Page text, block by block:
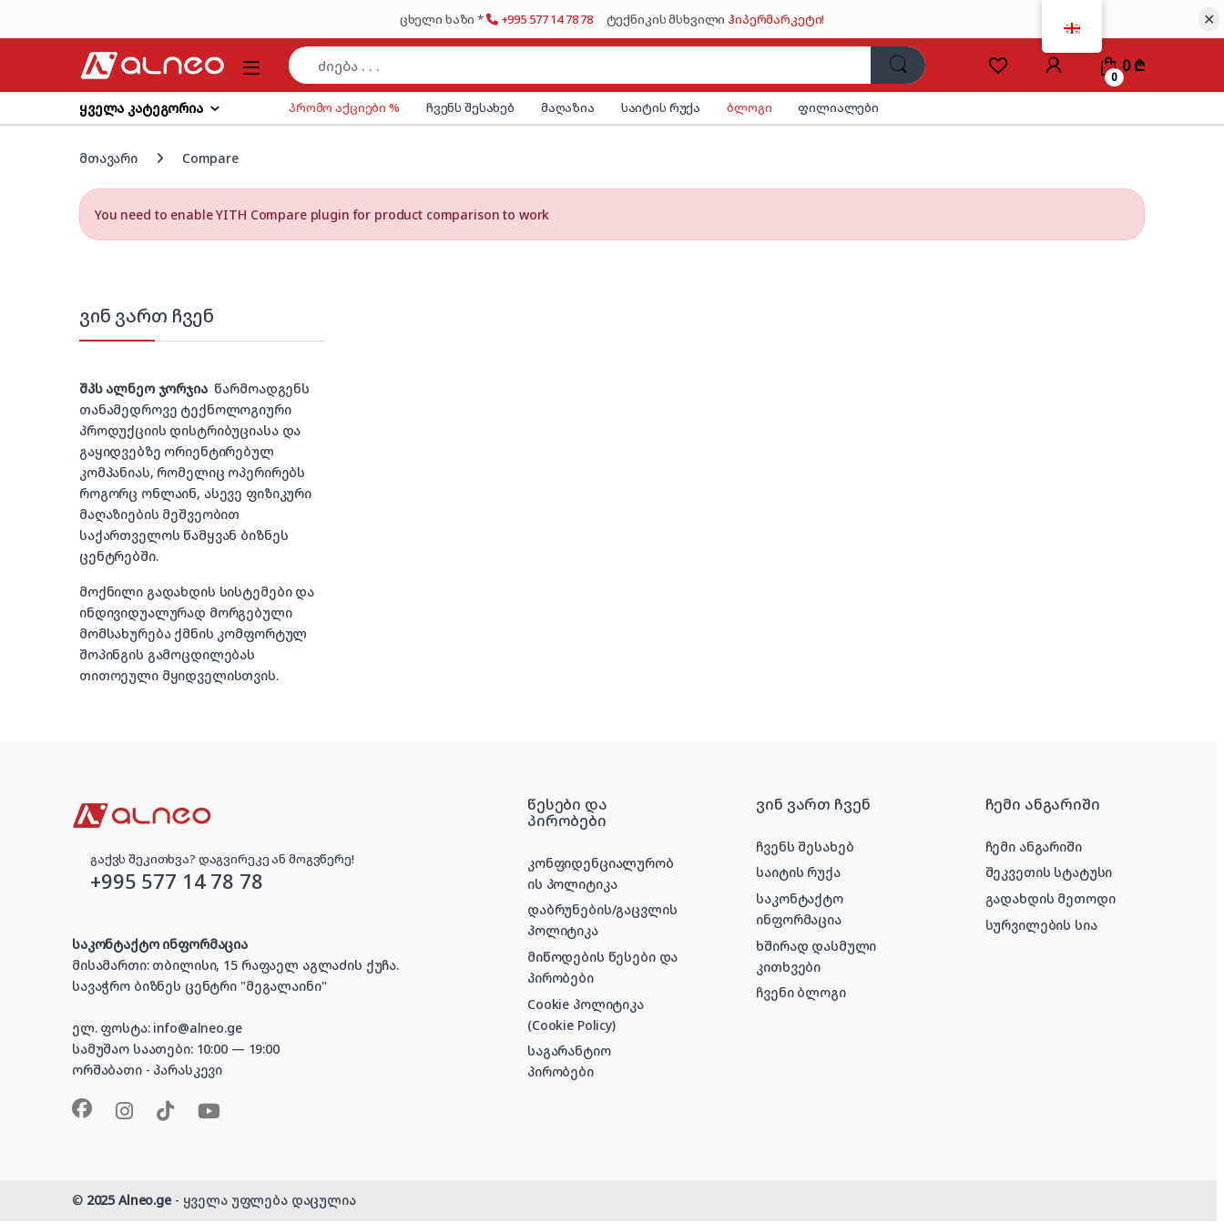
ცხელი ხაზი * +995 577 14 78 78 ტექნიკის მსხვილიჰიპერმარკეტი! ✕
0
0₾
ყველა კატეგორია პრომო აქციები % ჩვენს შესახებ მაღაზია საიტის რუქა ბლოგი ფილიალები
მთავარი Compare
You need to enable YITH Compare plugin for product comparison to work
ვინ ვართ ჩვენ
შპს ალნეო ჯორჯია წარმოადგენს
თანამედროვე ტექნოლოგიური
პროდუქციის დისტრიბუციასა და
გაყიდვებზე ორიენტირებულ
კომპანიას, რომელიც ოპერირებს
როგორც ონლაინ, ასევე ფიზიკური
მაღაზიების მეშვეობით
საქართველოს წამყვან ბიზნეს
ცენტრებში.
მოქნილი გადახდის სისტემები და
ინდივიდუალურად მორგებული
მომსახურება ქმნის კომფორტულ
შოპინგის გამოცდილებას
თითოეული მყიდველისთვის.
გაქვს შეკითხვა? დაგვირეკე ან მოგვწერე!
+995 577 14 78 78
საკონტაქტო ინფორმაცია
მისამართი: თბილისი, 15 რაფაელ აგლაძის ქუჩა.
სავაჭრო ბიზნეს ცენტრი "მეგალაინი"
ელ. ფოსტა: info@alneo.ge
სამუშაო საათები: 10:00 — 19:00
ორშაბათი - პარასკევი
წესები და
პირობები
კონფიდენციალურობ
ის პოლიტიკა
დაბრუნების/გაცვლის
პოლიტიკა
მიწოდების წესები და
პირობები
Cookie პოლიტიკა
(Cookie Policy)
საგარანტიო
პირობები
ვინ ვართ ჩვენ
ჩვენს შესახებ
საიტის რუქა
საკონტაქტო
ინფორმაცია
ხშირად დასმული
კითხვები
ჩვენი ბლოგი
ჩემი ანგარიში
ჩემი ანგარიში
შეკვეთის სტატუსი
გადახდის მეთოდი
სურვილების სია
© 2025 Alneo.ge- ყველა უფლება დაცულია